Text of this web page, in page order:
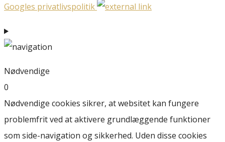
Googles privatlivspolitik
Nødvendige
0
Nødvendige cookies sikrer, at websitet kan fungere
problemfrit ved at aktivere grundlæggende funktioner
som side-navigation og sikkerhed. Uden disse cookies